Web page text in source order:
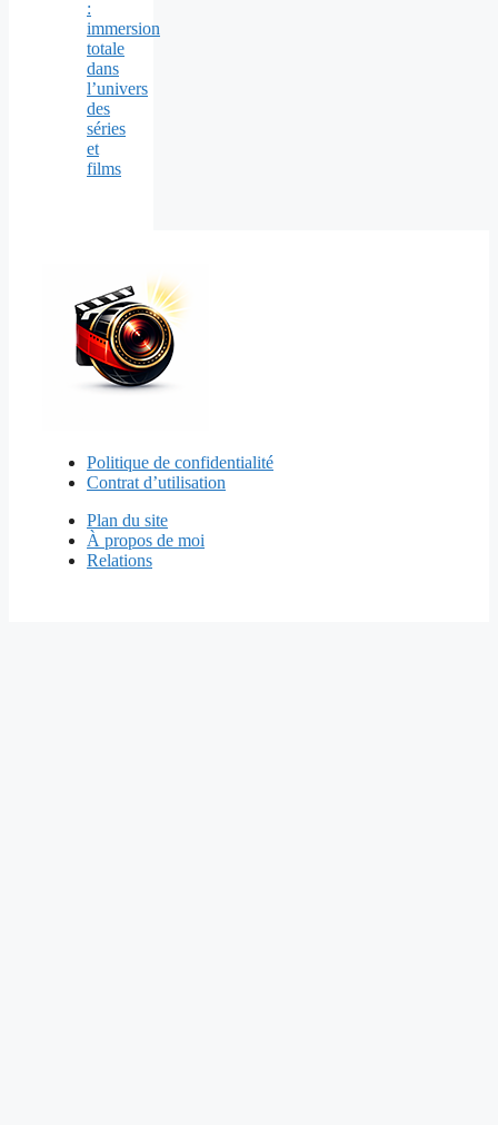
:
immersion
totale
dans
l’univers
des
séries
et
films
Politique de confidentialité
Contrat d’utilisation
Plan du site
À propos de moi
Relations